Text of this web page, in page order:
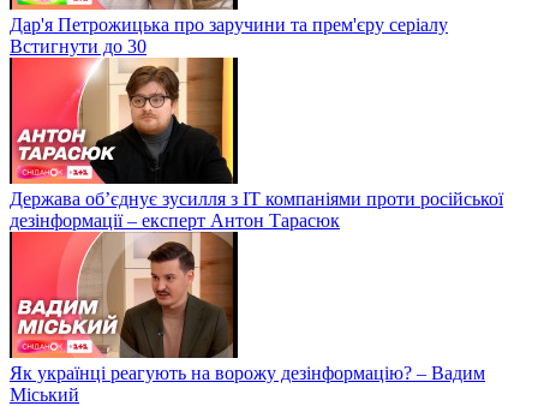
Дар'я Петрожицька про заручини та прем'єру серіалу
Встигнути до 30
Держава об’єднує зусилля з ІТ компаніями проти російської
дезінформації – експерт Антон Тарасюк
Як українці реагують на ворожу дезінформацію? – Вадим
Міський